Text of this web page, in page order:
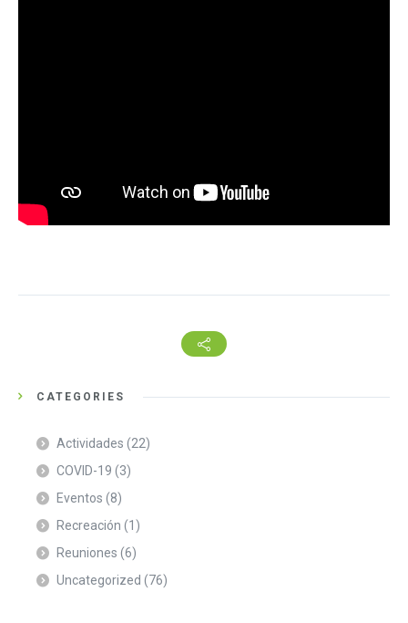
CATEGORIES
Actividades (22)
COVID-19 (3)
Eventos (8)
Recreación (1)
Reuniones (6)
Uncategorized (76)